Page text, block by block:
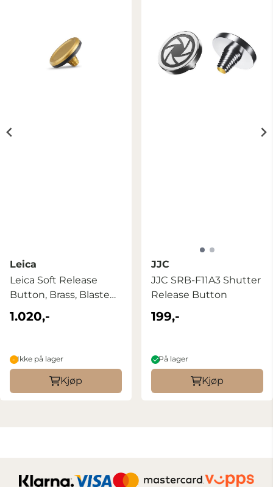
Leica
Leica Soft Release
Button, Brass, Blasted
Finish
1.020,-
Ikke på lager
Kjøp
JJC
JJC SRB-F11A3 Shutter
Release Button
199,-
På lager
Kjøp